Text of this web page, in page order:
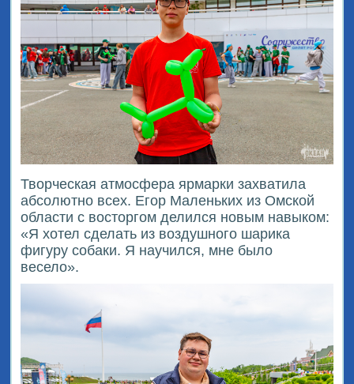
Творческая атмосфера ярмарки захватила
абсолютно всех. Егор Маленьких из Омской
области с восторгом делился новым навыком:
«Я хотел сделать из воздушного шарика
фигуру собаки. Я научился, мне было
весело».